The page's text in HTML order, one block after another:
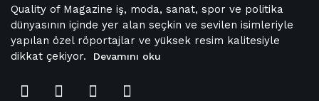
Quality of Magazine iş, moda, sanat, spor ve politika
dünyasının içinde yer alan seçkin ve sevilen isimleriyle
yapılan özel röportajlar ve yüksek resim kalitesiyle
dikkat çekiyor.
Devamını oku